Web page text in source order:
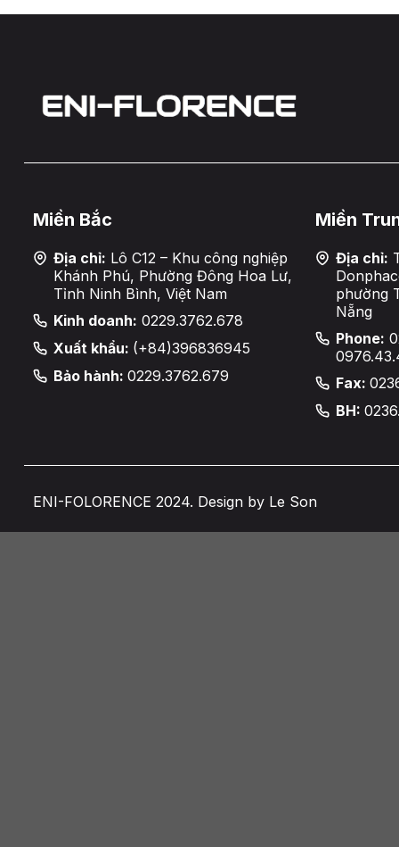
Miền Bắc
Địa chỉ: Lô C12 – Khu công nghiệp
Khánh Phú, Phường Đông Hoa Lư,
Tỉnh Ninh Bình, Việt Nam
Kinh doanh: 0229.3762.678
Xuất khẩu: (+84)396836945
Bảo hành: 0229.3762.679
Miền
Địa chỉ:
phường
Nẵng
Phone:
Fax:
BH:
ENI-FOLORENCE 2024. Design by Le Son